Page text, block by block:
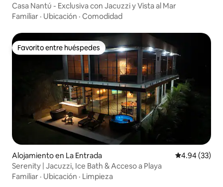
Casa Nantú - Exclusiva con Jacuzzi y Vista al Mar
Familiar · Ubicación · Comodidad
Favorito entre huéspedes
Favorito entre huéspedes
Alojamiento en La Entrada Calificación
4.94 (33)
Serenity | Jacuzzi, Ice Bath & Acceso a Playa
Familiar · Ubicación · Limpieza